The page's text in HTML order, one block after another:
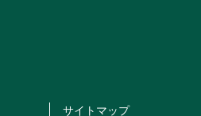
サイトマップ